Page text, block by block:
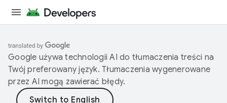
Google używa technologii AI do tłumaczenia treści na
Twój preferowany język. Tłumaczenia wygenerowane
przez AI mogą zawierać błędy.